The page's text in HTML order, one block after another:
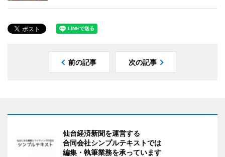
前の記事 次の記事
仙台経済新聞を運営する
合同会社シンプルテキストでは
編集・執筆業務を承っています